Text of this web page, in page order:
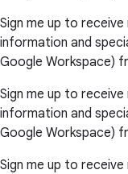
Sign me up to
information and
Google Workspace)
Sign me up to
information and
Google Workspace)
Sign me up to